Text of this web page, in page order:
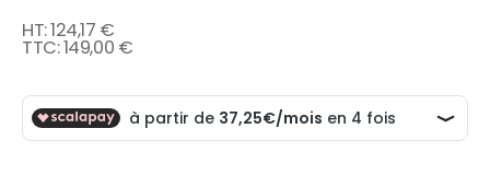
149,00 €
124,17 €